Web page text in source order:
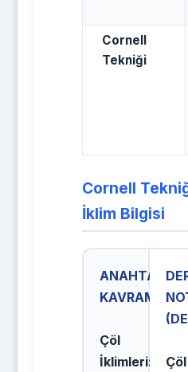
Cornell
Tekniği
Cornell
İklim Bilgisi
ANAHTAR
KAVRAMLAR
Çöl
İklimleri: